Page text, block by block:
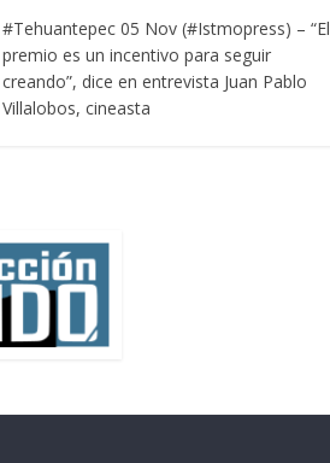
#Tehuantepec 05 Nov (#Istmopress) – “El
premio es un incentivo para seguir
creando”, dice en entrevista Juan Pablo
Villalobos, cineasta